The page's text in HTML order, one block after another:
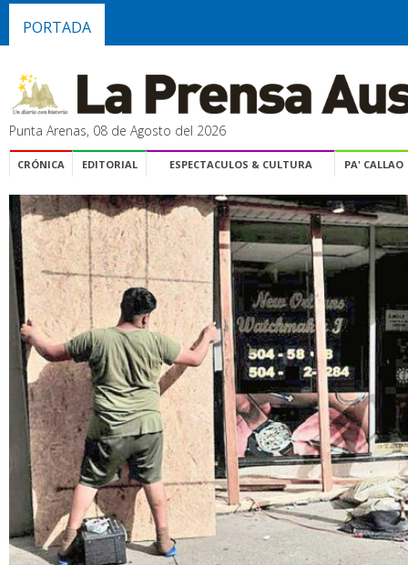
PORTADA
Punta Arenas, 08 de Agosto del 2026
CRÓNICA EDITORIAL ESPECTACULOS & CULTURA PA' CALLAO